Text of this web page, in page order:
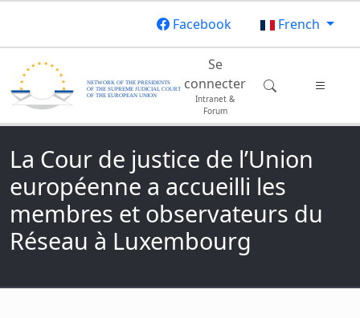
Facebook
French
Main navigation
Se
connecter
Intranet &
Forum
La Cour de justice de l’Union
européenne a accueilli les
membres et observateurs du
Réseau à Luxembourg